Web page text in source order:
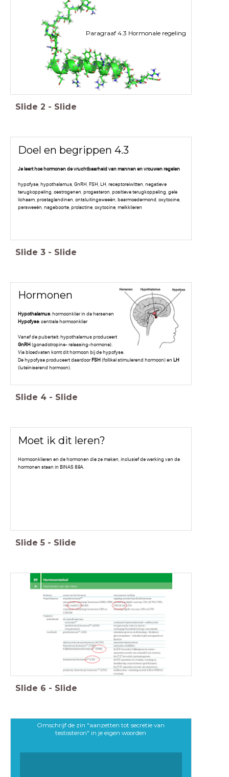
Paragraaf 4.3 Hormonale regeling
Slide 2 - Slide
Doel en begrippen 4.3
Je leert hoe hormonen de vruchtbaarheid van mannen en vrouwen regelen
hypofyse, hypothalamus, GnRH, FSH, LH, receptoreiwitten, negatieve
terugkoppeling, oestrogenen, progesteron, positieve terugkoppeling, gele
lichaam, prostaglandinen, ontsluitingsweeën, baarmoedermond, oxytocine,
persweeën, nageboorte, prolactine, oxytocine, melkklieren
Slide 3 - Slide
Hormonen
Hypothalamus: hormoonklier in de hersenen
Hypofyse: centrale hormoonklier
Vanaf de puberteit: hypothalamus produceert
GnRH (gonadotropine- releasing-hormone).
Via bloedvaten komt dit hormoon bij de hypofyse.
De hypofyse produceert daardoor FSH (follikel stimulerend hormoon) en LH
(luteïniserend hormoon).
Slide 4 - Slide
Moet ik dit leren?
Hormoonklieren en de hormonen die ze maken, inclusief de werking van de
hormonen staan in BINAS 89A.
Slide 5 - Slide
Slide 6 - Slide
Omschrijf de zin "aanzetten tot secretie van
testosteron" in je eigen woorden